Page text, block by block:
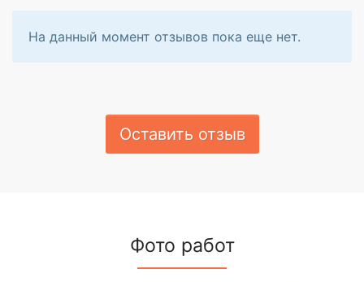
На данный момент отзывов пока еще нет.
Оставить отзыв
Фото работ